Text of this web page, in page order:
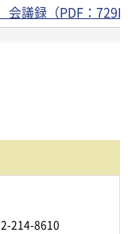
議録（PDF：
214-8610